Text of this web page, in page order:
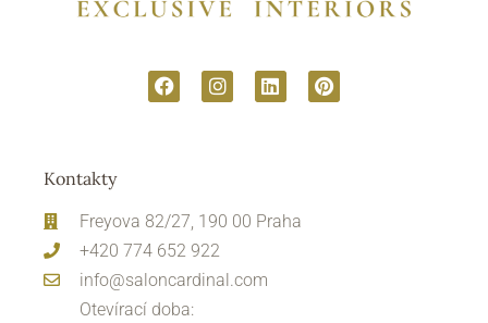
Kontakty
Freyova 82/27, 190 00 Praha
+420 774 652 922
info@saloncardinal.com
Otevírací doba: